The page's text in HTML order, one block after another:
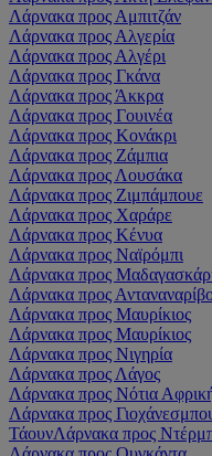
Λάρνακα προς Αμπιτζάν
Λάρνακα προς Αλγερία
Λάρνακα προς Αλγέρι
Λάρνακα προς Γκάνα
Λάρνακα προς Άκκρα
Λάρνακα προς Γουινέα
Λάρνακα προς Κονάκρι
Λάρνακα προς Ζάμπια
Λάρνακα προς Λουσάκα
Λάρνακα προς Ζιμπάμπουε
Λάρνακα προς Χαράρε
Λάρνακα προς Κένυα
Λάρνακα προς Ναϊρόμπι
Λάρνακα προς
Λάρνακα προς
Λάρνακα προς Μαυρίκιος
Λάρνακα προς Μαυρίκιος
Λάρνακα προς Νιγηρία
Λάρνακα προς Λάγος
Λάρνακα προς Νότια
Λάρνακα προς
ΤάουνΛάρνακα προς